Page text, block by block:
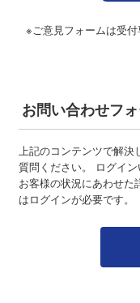
※ご意見フォームは受付
お問い合わせフ
上記のコンテンツで解決
質問ください。 ログイ
お客様の状況にあわせた
はログインが必要です。